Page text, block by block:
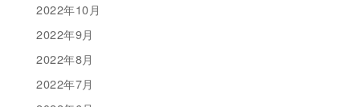
2022年10月
2022年9月
2022年8月
2022年7月